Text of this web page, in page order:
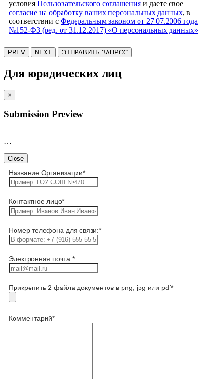
условия Пользовательского соглашения и даете свое
согласие на обработку ваших персональных данных, в
соответствии с Федеральным законом от 27.07.2006 года
№152-ФЗ (ред. от 31.12.2017) «О персональных данных»
PREV NEXT ОТПРАВИТЬ ЗАПРОС
Для юридических лиц
×
Submission Preview
…
Close
Название Организации*
Контактное лицо*
Номер телефона для связи:*
Электронная почта:*
Прикрепить 2 файла документов в png, jpg или pdf*
Комментарий*